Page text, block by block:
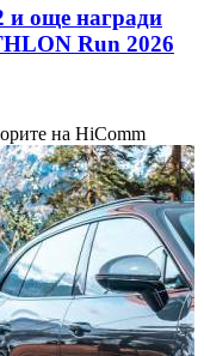
и още награди
Run 2026
на HiComm